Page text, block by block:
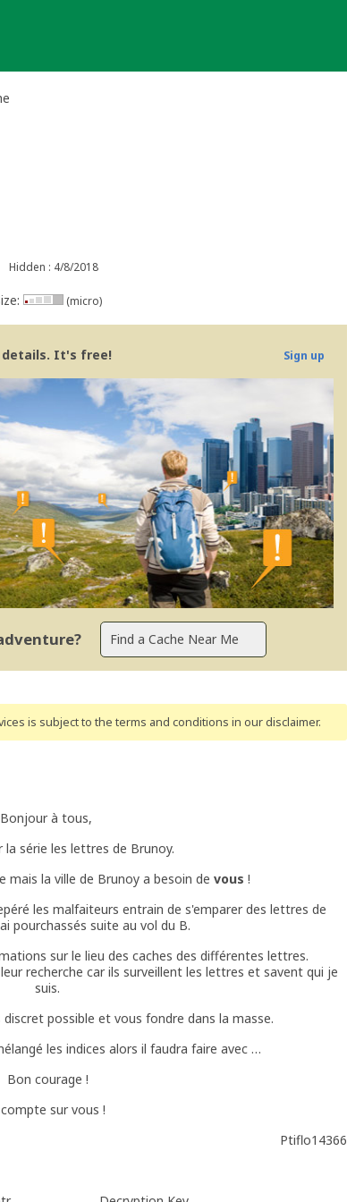
Hidden : 4/8/2018
(micro)
details. It's free! Sign up
is subject to the terms and conditions in our disclaimer.
Bonjour à tous,
la série les lettres de Brunoy.
mais la ville de Brunoy a besoin de vous !
les malfaiteurs entrain de s'emparer des lettres de
pourchassés suite au vol du B.
sur le lieu des caches des différentes lettres.
recherche car ils surveillent les lettres et savent qui je
suis.
possible et vous fondre dans la masse.
les indices alors il faudra faire avec …
Bon courage !
compte sur vous !
Ptiflo14366